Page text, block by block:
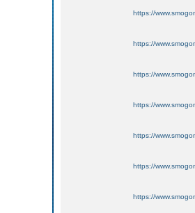
https://
https://
https://
https://
https://
https://
https://